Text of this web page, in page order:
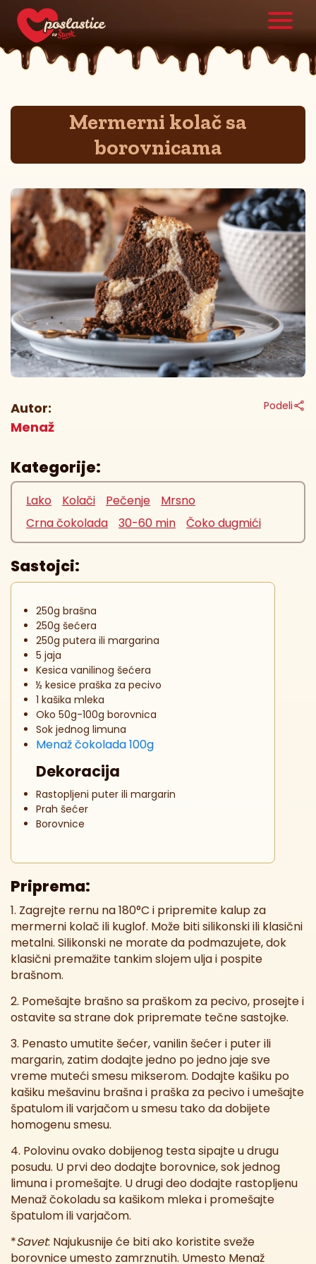
Mermerni kolač sa
borovnicama
Autor:
Menaž
Podeli
Kategorije:
Lako Kolači Pečenje
Mrsno
Crna čokolada
30-60 min Čoko dugmići
Sastojci:
250g brašna
250g šećera
250g putera ili margarina
5 jaja
Kesica vanilinog šećera
½ kesice praška za pecivo
1 kašika mleka
Oko 50g-100g borovnica
Sok jednog limuna
Menaž čokolada 100g
Dekoracija
Rastopljeni puter ili margarin
Prah šećer
Borovnice
Priprema:
1. Zagrejte rernu na 180°C i pripremite kalup za
mermerni kolač ili kuglof. Može biti silikonski ili klasični
metalni. Silikonski ne morate da podmazujete, dok
klasični premažite tankim slojem ulja i pospite
brašnom.
2. Pomešajte brašno sa praškom za pecivo, prosejte i
ostavite sa strane dok pripremate tečne sastojke.
3. Penasto umutite šećer, vanilin šećer i puter ili
margarin, zatim dodajte jedno po jedno jaje sve
vreme muteći smesu mikserom. Dodajte kašiku po
kašiku mešavinu brašna i praška za pecivo i umešajte
špatulom ili varjačom u smesu tako da dobijete
homogenu smesu.
4. Polovinu ovako dobijenog testa sipajte u drugu
posudu. U prvi deo dodajte borovnice, sok jednog
limuna i promešajte. U drugi deo dodajte rastopljenu
Menaž čokoladu sa kašikom mleka i promešajte
špatulom ili varjačom.
*Savet: Najukusnije će biti ako koristite sveže
borovnice umesto zamrznutih. Umesto Menaž